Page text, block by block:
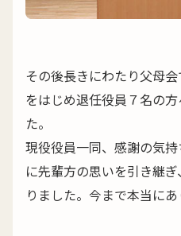
その後長きにわたり父母
をはじめ退任役員７名の
た。
現役役員一同、感謝の気
に先輩方の思いを引き継
りました。今まで本当に